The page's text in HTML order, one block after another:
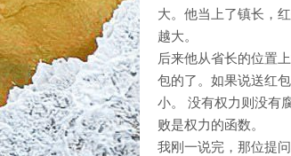
大。他当上了镇长，
越大。
后来他从省长的位置
包的了。如果说送红
小。 没有权力则没有
败是权力的函数。
我刚一说完，那位提